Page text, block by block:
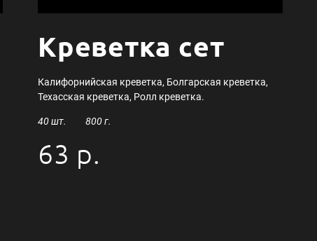
Креветка сет
Калифорнийская креветка, Болгарская креветка,
Техасская креветка, Ролл креветка.
40 шт. 800 г.
63 р.